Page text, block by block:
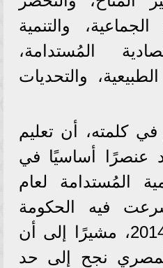
والتنمية
المُستدامة،
والتحديات
في كلمته، أن تعليم
عنصرًا أساسيًا في
المُستدامة لعام
شرعت فيه الحكومة
المصرية منذ عام 2014، مشيرًا إلى أن
المصري نجح إلى حد